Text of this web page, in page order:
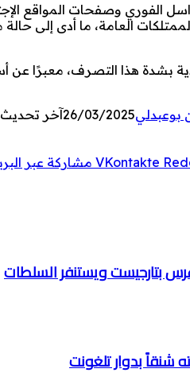
الفوري وصفحات المواقع
العامة، ما أدى إلى حالة
بشدة هذا التصرف، معبرًا عن
بوعبدلي26/03/2025آخر تحديث: 26/03/
مشاركة عبر
بتارجيست ويستنفر السلطات
شنقاً بدوار تلغونت